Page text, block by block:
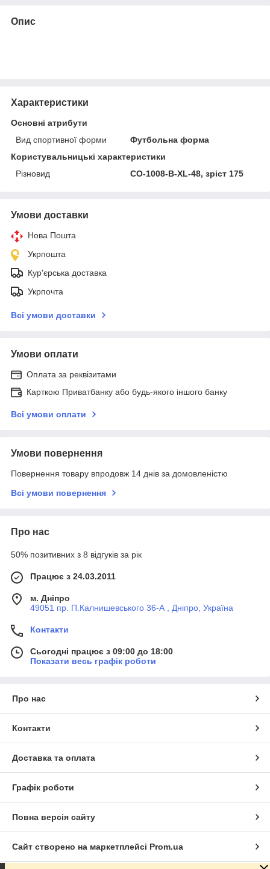
Опис
Характеристики
Основні атрибути
Вид спортивної форми
Футбольна форма
Користувальницькі характеристики
Різновид
CO-1008-B-XL-48, зріст 175
Умови доставки
Нова Пошта
Укрпошта
Кур'єрська доставка
Укрпочта
Всі умови доставки
Умови оплати
Оплата за реквізитами
Карткою Приватбанку або будь-якого іншого банку
Всі умови оплати
Умови повернення
Повернення товару впродовж 14 днів за домовленістю
Всі умови повернення
Про нас
50% позитивних з 8 відгуків за рік
Працює з 24.03.2011
м. Дніпро
49051 пр. П.Калнишевського 36-А , Дніпро, Україна
Контакти
Сьогодні працює з 09:00 до 18:00
Показати весь графік роботи
Про нас
Контакти
Доставка та оплата
Графік роботи
Повна версія сайту
Сайт створено на маркетплейсі Prom.ua